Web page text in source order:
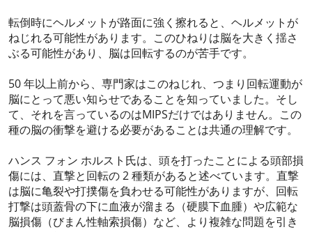
転倒時にヘルメットが路面に強く擦れると、ヘルメットが
ねじれる可能性があります。このひねりは脳を大きく揺さ
ぶる可能性があり、脳は回転するのが苦手です。
50 年以上前から、専門家はこのねじれ、つまり回転運動が
脳にとって悪い知らせであることを知っていました。そし
て、それを言っているのはMIPSだけではありません。この
種の脳の衝撃を避ける必要があることは共通の理解です。
ハンス フォン ホルスト氏は、頭を打ったことによる頭部損
傷には、直撃と回転の 2 種類があると述べています。直撃
は脳に亀裂や打撲傷を負わせる可能性がありますが、回転
打撃は頭蓋骨の下に血液が溜まる（硬膜下血腫）や広範な
脳損傷（びまん性軸索損傷）など、より複雑な問題を引き